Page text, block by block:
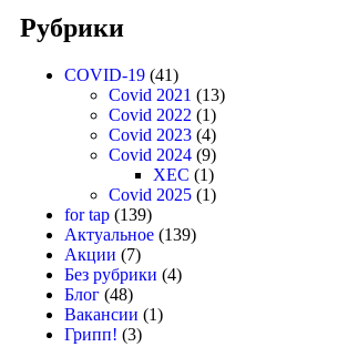
Рубрики
COVID-19 (41)
Covid 2021 (13)
Covid 2022 (1)
Covid 2023 (4)
Covid 2024 (9)
XEC (1)
Covid 2025 (1)
for tap (139)
Актуальное (139)
Акции (7)
Без рубрики (4)
Блог (48)
Вакансии (1)
Грипп! (3)